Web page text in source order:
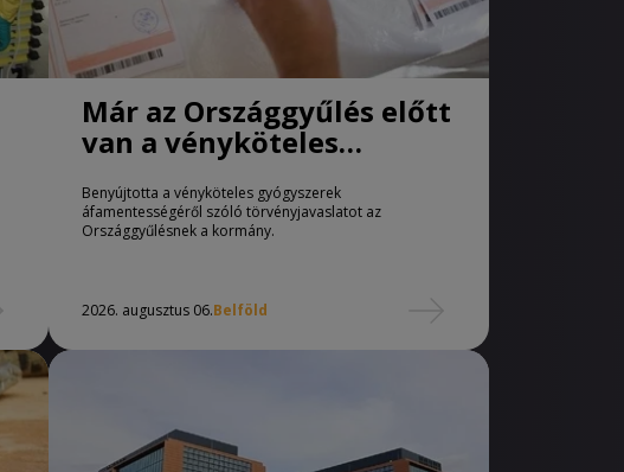
Már az Országgyűlés előtt
van a vényköteles
gyógyszerek
áfamentességéről szóló
törvényjavaslat
Benyújtotta a vényköteles gyógyszerek
áfamentességéről szóló törvényjavaslatot az
Országgyűlésnek a kormány.
2026. augusztus 06.Belföld